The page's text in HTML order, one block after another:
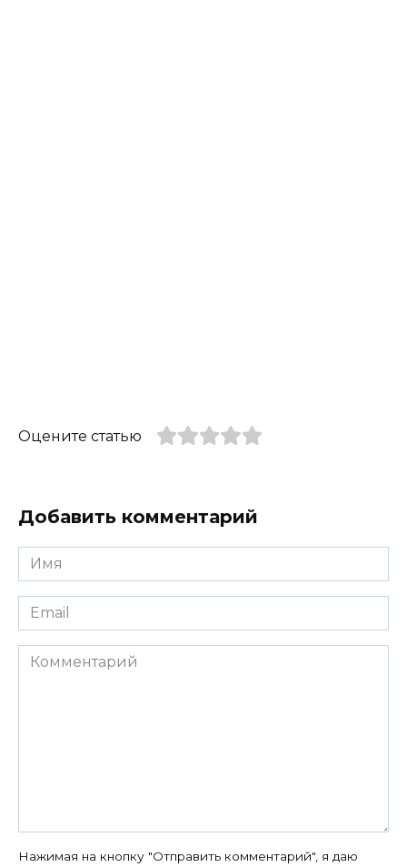
Оцените статью
Добавить комментарий
Имя
*
Email
*
Комментарий
Нажимая на кнопку "Отправить комментарий", я даю